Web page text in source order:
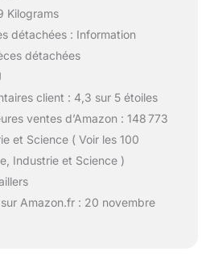
Kilograms
détachées : Information
détachées
client : 4,3 sur 5 étoiles
ventes d’Amazon : 148 773
et Science ( Voir les 100
Industrie et Science )
Amazon.fr : 20 novembre